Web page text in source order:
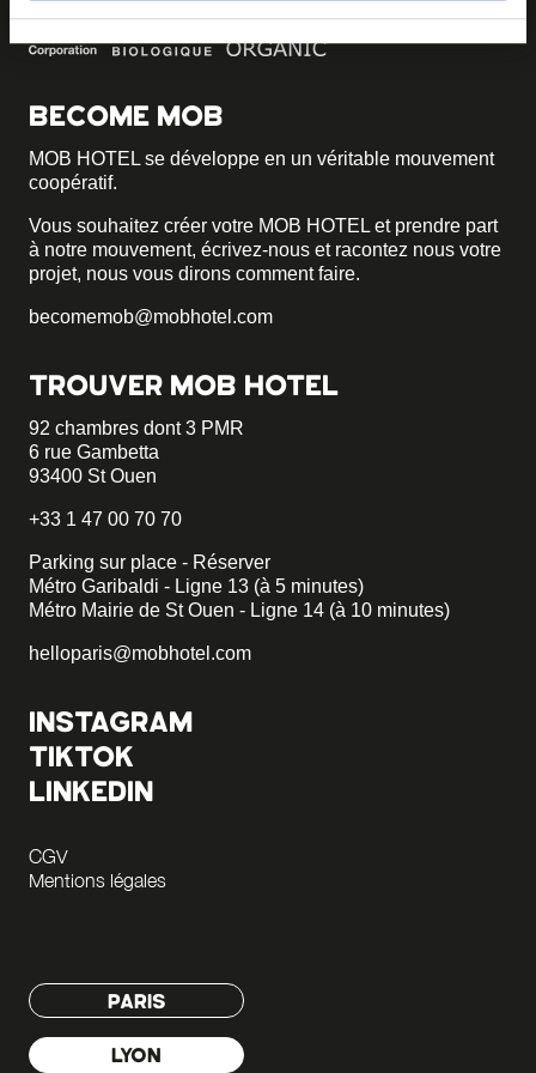
BECOME MOB
MOB HOTEL se développe en un véritable mouvement
coopératif.
Vous souhaitez créer votre MOB HOTEL et prendre part
à notre mouvement, écrivez-nous et racontez nous votre
projet, nous vous dirons comment faire.
becomemob@mobhotel.com
TROUVER MOB HOTEL
92 chambres dont 3 PMR
6 rue Gambetta
93400 St Ouen
+33 1 47 00 70 70
Parking sur place - Réserver
Métro Garibaldi - Ligne 13 (à 5 minutes)
Métro Mairie de St Ouen - Ligne 14 (à 10 minutes)
helloparis@mobhotel.com
INSTAGRAM
TIKTOK
LINKEDIN
CGV
Mentions légales
PARIS
LYON